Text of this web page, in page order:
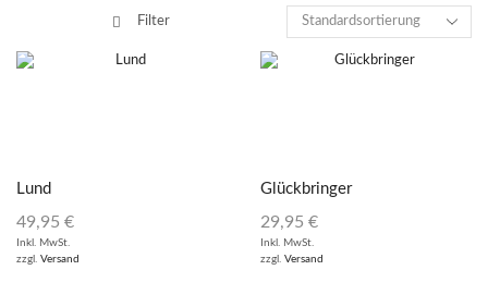
Filter
Lund
49,95 €
Inkl. MwSt.
zzgl. Versand
Glückbringer
29,95 €
Inkl. MwSt.
zzgl. Versand